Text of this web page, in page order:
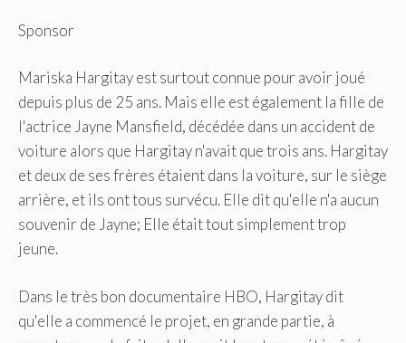
Sponsor
Mariska Hargitay est surtout connue pour avoir joué
depuis plus de 25 ans. Mais elle est également la fille de
l'actrice Jayne Mansfield, décédée dans un accident de
voiture alors que Hargitay n'avait que trois ans. Hargitay
et deux de ses frères étaient dans la voiture, sur le siège
arrière, et ils ont tous survécu. Elle dit qu'elle n'a aucun
souvenir de Jayne; Elle était tout simplement trop
jeune.
Dans le très bon documentaire HBO, Hargitay dit
qu'elle a commencé le projet, en grande partie, à